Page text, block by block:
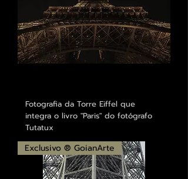
Fotografia da Torre Eiffel que
integra o livro "Paris" do fotógrafo
Tutatux
Exclusivo ® GoianArte